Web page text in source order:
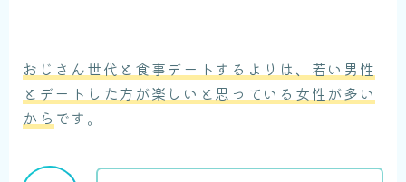
おじさん世代と食事デートするよりは、若い男性
とデートした方が楽しいと思っている女性が多い
から です。